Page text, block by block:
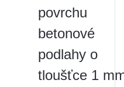
povrchu
betonové
podlahy o
tloušťce 1